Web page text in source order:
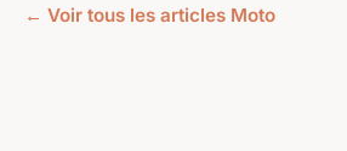
← Voir tous les articles Moto